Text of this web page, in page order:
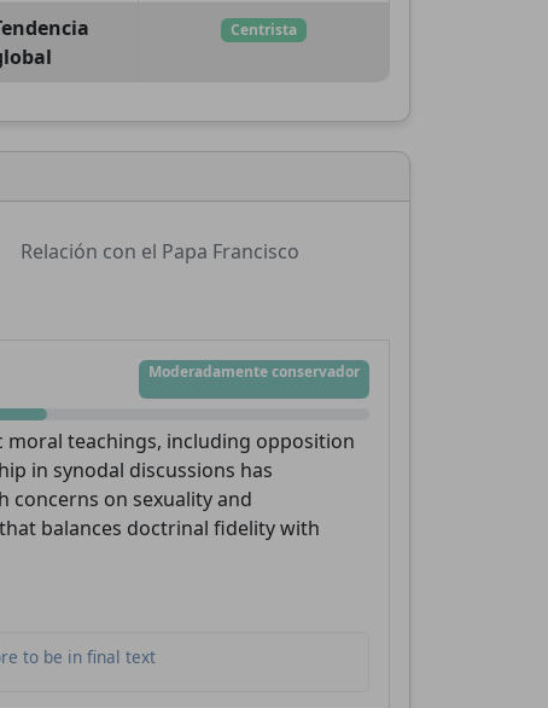
Centrista
Relación con el Papa Francisco
Moderadamente conservador
teachings, including opposition
in synodal discussions has
concerns on sexuality and
balances doctrinal fidelity with
to be in final text